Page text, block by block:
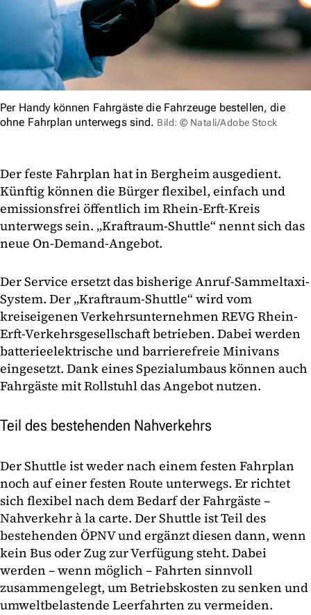
Per Handy können Fahrgäste die Fahrzeuge bestellen, die
ohne Fahrplan unterwegs sind. Bild: © Natali/Adobe Stock
Der feste Fahrplan hat in Bergheim ausgedient.
Künftig können die Bürger flexibel, einfach und
emissionsfrei öffentlich im Rhein-Erft-Kreis
unterwegs sein. „Kraftraum-Shuttle“ nennt sich das
neue On-Demand-Angebot.
Der Service ersetzt das bisherige Anruf-Sammeltaxi-
System. Der „Kraftraum-Shuttle“ wird vom
kreiseigenen Verkehrsunternehmen REVG Rhein-
Erft-Verkehrsgesellschaft betrieben. Dabei werden
batterieelektrische und barrierefreie Minivans
eingesetzt. Dank eines Spezialumbaus können auch
Fahrgäste mit Rollstuhl das Angebot nutzen.
Teil des bestehenden Nahverkehrs
Der Shuttle ist weder nach einem festen Fahrplan
noch auf einer festen Route unterwegs. Er richtet
sich flexibel nach dem Bedarf der Fahrgäste –
Nahverkehr à la carte. Der Shuttle ist Teil des
bestehenden ÖPNV und ergänzt diesen dann, wenn
kein Bus oder Zug zur Verfügung steht. Dabei
werden – wenn möglich – Fahrten sinnvoll
zusammengelegt, um Betriebskosten zu senken und
umweltbelastende Leerfahrten zu vermeiden.